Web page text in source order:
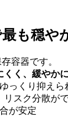
も穏や
容器です。
くく、緩やか
っくり抑えら
スク分散が
が安定